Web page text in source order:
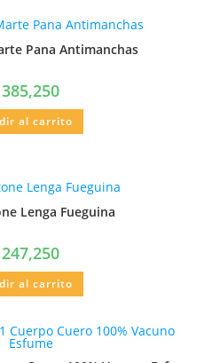
Pana Antimanchas
385,250
al carrito
Lenga Fueguina
247,250
al carrito